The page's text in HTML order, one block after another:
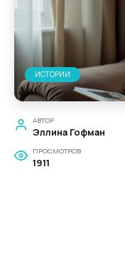
ИСТОРИИ
АВТОР
Эллина Гофман
ПРОСМОТРОВ
1911